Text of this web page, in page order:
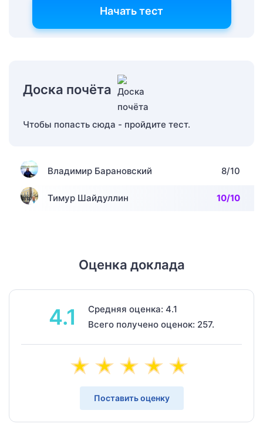
Начать тест
Доска почёта
Чтобы попасть сюда - пройдите тест.
Владимир Барановский 8/10
Тимур Шайдуллин 10/10
Оценка доклада
4.1
Средняя оценка: 4.1
Всего получено оценок: 257.
Поставить оценку